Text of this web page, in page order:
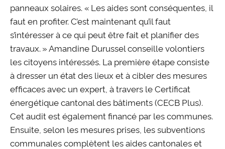
panneaux solaires. « Les aides sont conséquentes, il
faut en profiter. C’est maintenant qu’il faut
s’intéresser à ce qui peut être fait et planifier des
travaux. » Amandine Durussel conseille volontiers
les citoyens intéressés. La première étape consiste
à dresser un état des lieux et à cibler des mesures
efficaces avec un expert, à travers le Certificat
énergétique cantonal des bâtiments (CECB Plus).
Cet audit est également financé par les communes.
Ensuite, selon les mesures prises, les subventions
communales complètent les aides cantonales et